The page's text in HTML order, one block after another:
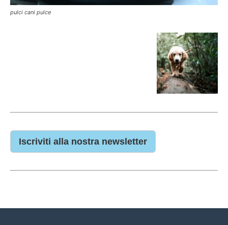
pulci cani pulce
Iscriviti alla nostra newsletter